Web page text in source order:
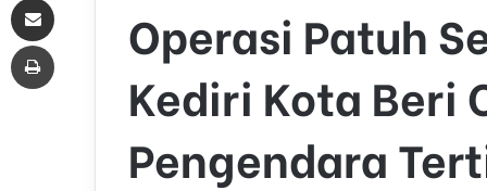
Operasi Patuh
Kediri Kota Beri
Pengendara